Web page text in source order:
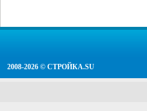
2008-2026 © СТРОЙКА.SU